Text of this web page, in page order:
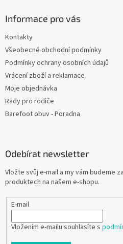
Informace pro vás
Kontakty
Všeobecné obchodní podmínky
Podmínky ochrany osobních údajů
Vrácení zboží a reklamace
Moje objednávka
Rady pro rodiče
Barefoot obuv - Poradna
Odebírat newsletter
Vložte svůj e-mail a my vám budeme
produktech na našem e-shopu.
E-mail
Vložením e-mailu souhlasíte s